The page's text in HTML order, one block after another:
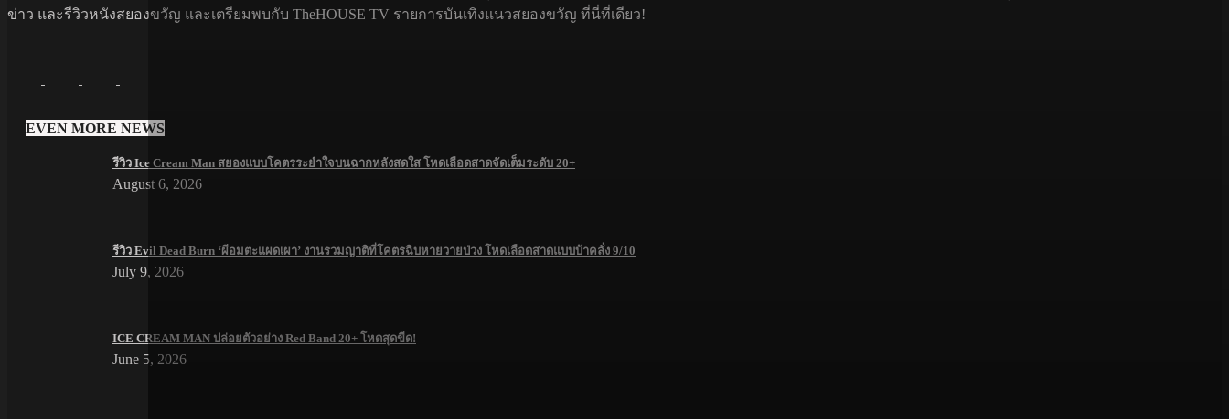
ข่าว และรีวิวหนังสยองขวัญ และเตรียมพบกับ TheHOUSE TV รายการบันเทิงแนวสยองขวัญ ที่นี่ที่เดียว!
EVEN MORE NEWS
รีวิว Ice Cream Man สยองแบบโคตรระยำใจบนฉากหลังสดใส โหดเลือดสาดจัดเต็มระดับ 20+
August 6, 2026
รีวิว Evil Dead Burn ‘ผีอมตะแผดเผา’ งานรวมญาติที่โคตรฉิบหายวายป่วง โหดเลือดสาดแบบบ้าคลั่ง 9/10
July 9, 2026
ICE CREAM MAN ปล่อยตัวอย่าง Red Band 20+ โหดสุดขีด!
June 5, 2026